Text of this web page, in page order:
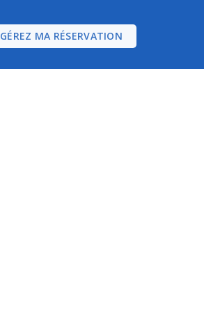
GÉREZ MA RÉSERVATION